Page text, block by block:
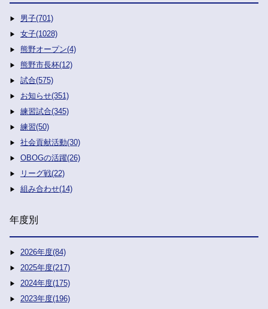
男子(701)
女子(1028)
熊野オープン(4)
熊野市長杯(12)
試合(575)
お知らせ(351)
練習試合(345)
練習(50)
社会貢献活動(30)
OBOGの活躍(26)
リーグ戦(22)
組み合わせ(14)
年度別
2026年度(84)
2025年度(217)
2024年度(175)
2023年度(196)